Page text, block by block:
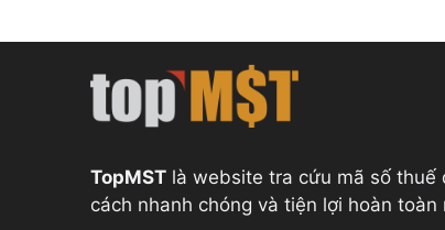
TopMST là website tra cứu mã số thuế
cách nhanh chóng và tiện lợi hoàn toàn